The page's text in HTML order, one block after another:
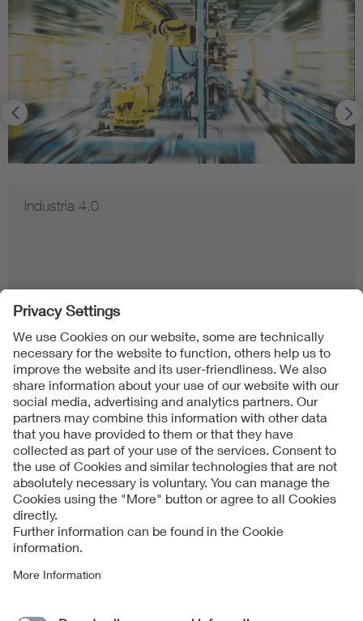
Industria 4.0
Follow us on
Imprint + Liability
Cookies Notice